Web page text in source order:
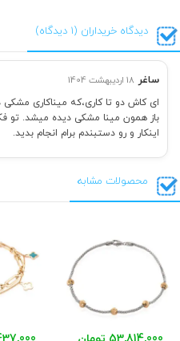
دیدگاه خریداران (1 دیدگاه)
ساغر 18 اردیبهشت 1404
ای کاش دو تا کاری،که میناکاری
باز همون مینا مشکی دیده میشد. تو
اینکار و رو دستبندم برام انجام بدید.
محصولات مشابه